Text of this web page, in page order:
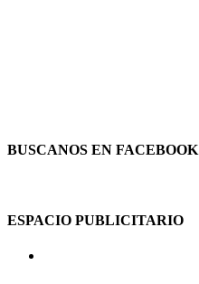
BUSCANOS EN FACEBOOK
ESPACIO PUBLICITARIO